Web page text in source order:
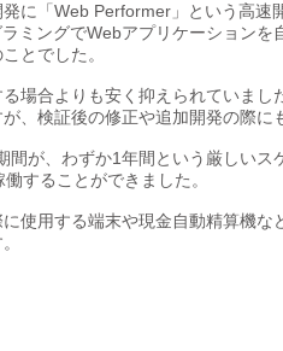
に「Web Performer」という高速
ミングでWebアプリケーションを
とでした。
場合よりも安く抑えられていまし
、検証後の修正や追加開発の際に
間が、わずか1年間という厳しい
することができました。
使用する端末や現金自動精算機